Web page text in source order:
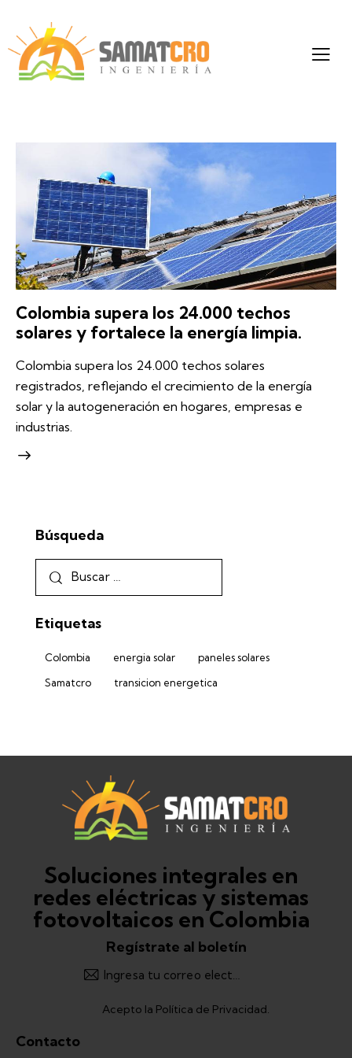
Colombia supera los 24.000 techos
solares y fortalece la energía limpia.
Colombia supera los 24.000 techos solares
registrados, reflejando el crecimiento de la energía
solar y la autogeneración en hogares, empresas e
industrias.
Búsqueda
Etiquetas
Colombia energia solar
paneles solares
Samatcro
transicion energetica
Soluciones integrales en
redes eléctricas y sistemas
fotovoltaicos en Colombia
Regístrate al boletín
Acepto la Política de Privacidad.
Contacto